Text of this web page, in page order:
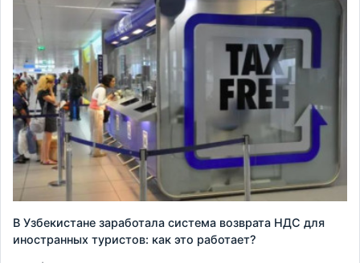
В Узбекистане заработала система возврата НДС для
иностранных туристов: как это работает?